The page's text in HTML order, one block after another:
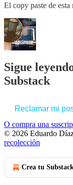
El copy paste de
Sigue
Substack
Reclamar mi
O compra una
© 2026 Eduardo
recolección
Crea tu